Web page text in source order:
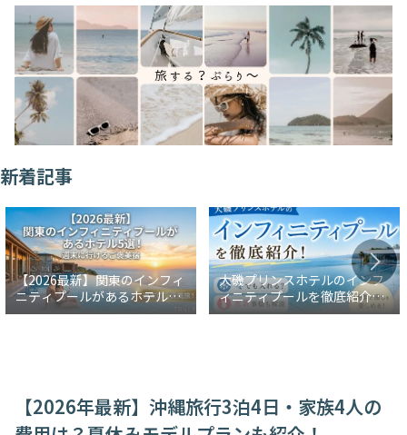
新着記事
【2026最新】関東のインフィ
ニティプールがあるホテル5
選！週末に行けるご褒美宿
大磯プリンスホテルのインフ
ィニティプールを徹底紹介！
冬でも入れる？水着事情も解
【2026年最新】沖縄旅行3泊4日・家族4人の